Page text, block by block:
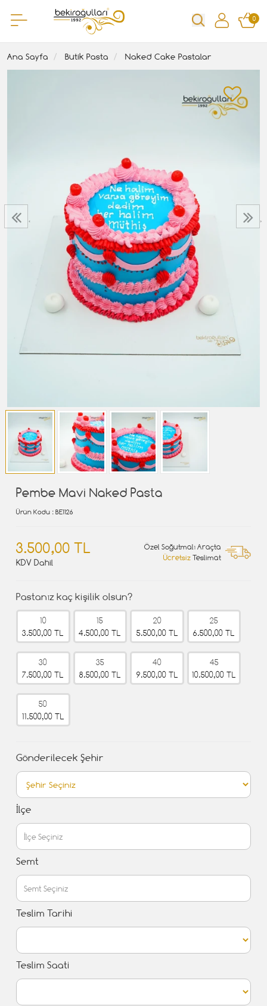
0
Ana Sayfa Butik Pasta Naked Cake Pastalar
‹ ›
Pembe Mavi Naked Pasta
Ürün Kodu : BE1126
3.500,00 TL
KDV Dahil
Özel Soğutmalı Araçta
Ücretsiz Teslimat
Pastanız kaç kişilik olsun?
10
3.500,00 TL
15
4.500,00 TL
20
5.500,00 TL
25
6.500,00 TL
30
7.500,00 TL
35
8.500,00 TL
40
9.500,00 TL
45
10.500,00 TL
50
11.500,00 TL
Gönderilecek Şehir
İlçe
Semt
Teslim Tarihi
Teslim Saati